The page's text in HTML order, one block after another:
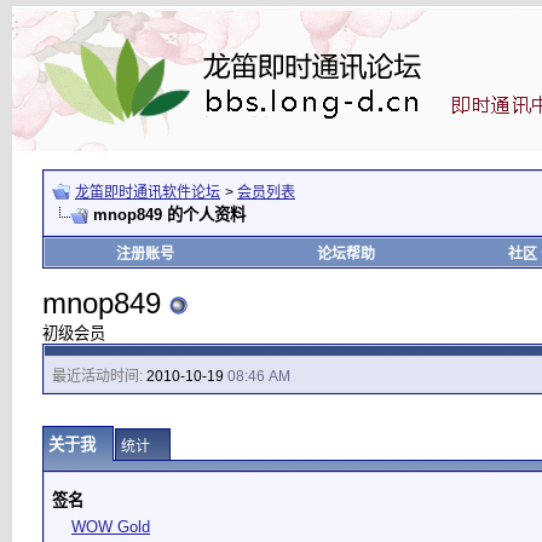
龙笛即时通讯软件论坛 > 会员列表
mnop849 的个人资料
注册账号 论坛帮助 社区
mnop849
初级会员
最近活动时间: 2010-10-19 08:46 AM
关于我 统计
签名
WOW Gold